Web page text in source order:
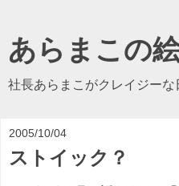
あらまこの
社長あらまこがクレイジーな
2005/10/04
ストイック？